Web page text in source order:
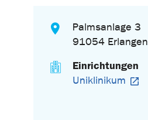
Palmsanlage 3
91054 Erlangen
Einrichtungen
Uniklinikum